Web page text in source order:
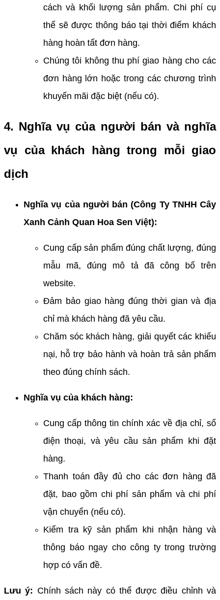
cách và khối lượng sản phẩm. Chi phí cụ
thể sẽ được thông báo tại thời điểm khách
hàng hoàn tất đơn hàng.
Chúng tôi không thu phí giao hàng cho các
đơn hàng lớn hoặc trong các chương trình
khuyến mãi đặc biệt (nếu có).
4. Nghĩa vụ của người bán và nghĩa
vụ của khách hàng trong mỗi giao
dịch
Nghĩa vụ của người bán (Công Ty TNHH Cây
Xanh Cảnh Quan Hoa Sen Việt):
Cung cấp sản phẩm đúng chất lượng, đúng
mẫu mã, đúng mô tả đã công bố trên
website.
Đảm bảo giao hàng đúng thời gian và địa
chỉ mà khách hàng đã yêu cầu.
Chăm sóc khách hàng, giải quyết các khiếu
nại, hỗ trợ bảo hành và hoàn trả sản phẩm
theo đúng chính sách.
Nghĩa vụ của khách hàng:
Cung cấp thông tin chính xác về địa chỉ, số
điện thoại, và yêu cầu sản phẩm khi đặt
hàng.
Thanh toán đầy đủ cho các đơn hàng đã
đặt, bao gồm chi phí sản phẩm và chi phí
vận chuyển (nếu có).
Kiểm tra kỹ sản phẩm khi nhận hàng và
thông báo ngay cho công ty trong trường
hợp có vấn đề.
Lưu ý: Chính sách này có thể được điều chỉnh và